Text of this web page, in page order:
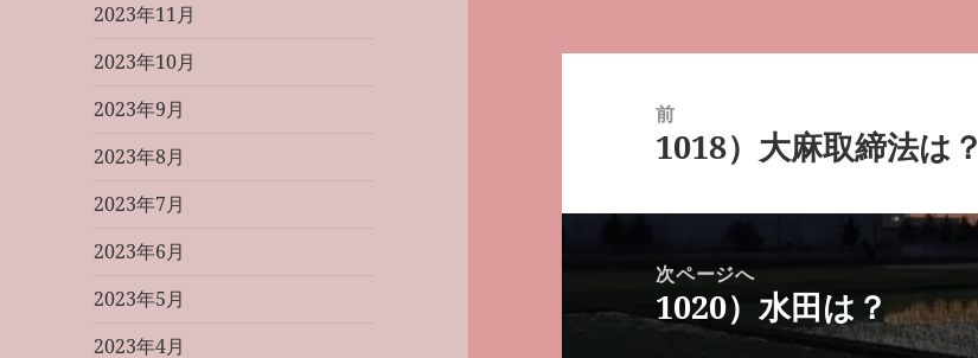
2023年11月
2023年10月
2023年9月
2023年8月
2023年7月
2023年6月
2023年5月
2023年4月
ゲ
前
前
投
1018）大麻取締法は？
次ページへ
次
1020）水田は？